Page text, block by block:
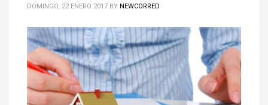
DOMINGO, 22 ENERO 2017 BY NEWCORRED